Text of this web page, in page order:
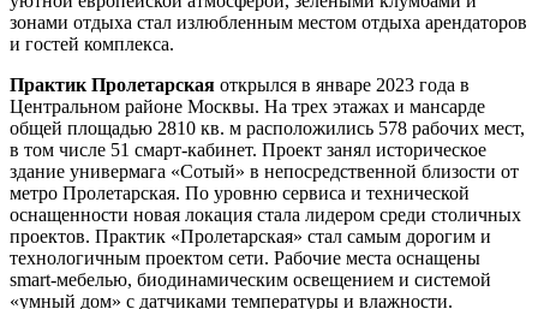
зонами отдыха стал излюбленным местом отдыха арендаторов
и гостей комплекса.
Практик Пролетарская открылся в январе 2023 года в
Центральном районе Москвы. На трех этажах и мансарде
общей площадью 2810 кв. м расположились 578 рабочих мест,
в том числе 51 смарт-кабинет. Проект занял историческое
здание универмага «Сотый» в непосредственной близости от
метро Пролетарская. По уровню сервиса и технической
оснащенности новая локация стала лидером среди столичных
проектов. Практик «Пролетарская» стал самым дорогим и
технологичным проектом сети. Рабочие места оснащены
smart-мебелью, биодинамическим освещением и системой
«умный дом» с датчиками температуры и влажности.